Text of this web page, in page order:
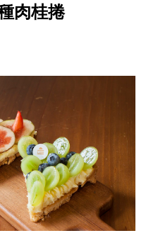
肉桂捲